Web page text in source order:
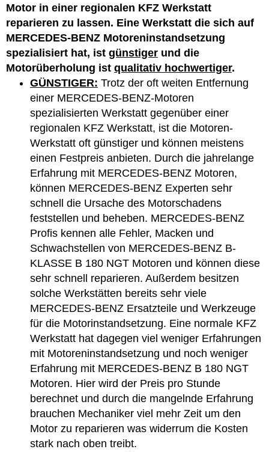
Motor in einer regionalen KFZ Werkstatt
reparieren zu lassen. Eine Werkstatt die sich auf
MERCEDES-BENZ Motoreninstandsetzung
spezialisiert hat, ist günstiger und die
Motorüberholung ist qualitativ hochwertiger.
GÜNSTIGER: Trotz der oft weiten Entfernung
einer MERCEDES-BENZ-Motoren
spezialisierten Werkstatt gegenüber einer
regionalen KFZ Werkstatt, ist die Motoren-
Werkstatt oft günstiger und können meistens
einen Festpreis anbieten. Durch die jahrelange
Erfahrung mit MERCEDES-BENZ Motoren,
können MERCEDES-BENZ Experten sehr
schnell die Ursache des Motorschadens
feststellen und beheben. MERCEDES-BENZ
Profis kennen alle Fehler, Macken und
Schwachstellen von MERCEDES-BENZ B-
KLASSE B 180 NGT Motoren und können diese
sehr schnell reparieren. Außerdem besitzen
solche Werkstätten bereits sehr viele
MERCEDES-BENZ Ersatzteile und Werkzeuge
für die Motorinstandsetzung. Eine normale KFZ
Werkstatt hat dagegen viel weniger Erfahrungen
mit Motoreninstandsetzung und noch weniger
Erfahrung mit MERCEDES-BENZ B 180 NGT
Motoren. Hier wird der Preis pro Stunde
berechnet und durch die mangelnde Erfahrung
brauchen Mechaniker viel mehr Zeit um den
Motor zu reparieren was widerrum die Kosten
stark nach oben treibt.